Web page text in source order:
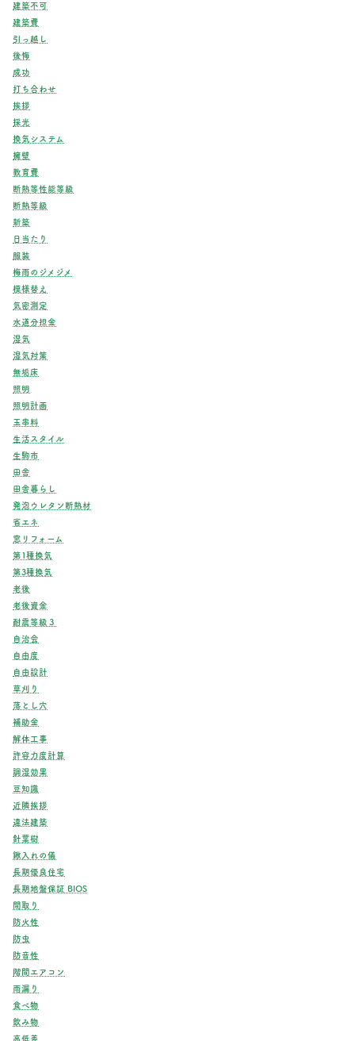
建築不可
建築費
引っ越し
後悔
成功
打ち合わせ
挨拶
採光
換気システム
擁壁
教育費
断熱等性能等級
断熱等級
新築
日当たり
服装
梅雨のジメジメ
模様替え
気密測定
水道分担金
湿気
湿気対策
無垢床
照明
照明計画
玉串料
生活スタイル
生駒市
田舎
田舎暮らし
発泡ウレタン断熱材
省エネ
窓リフォーム
第1種換気
第3種換気
老後
老後資金
耐震等級３
自治会
自由度
自由設計
草刈り
落とし穴
補助金
解体工事
許容力度計算
調湿効果
豆知識
近隣挨拶
違法建築
針葉樹
鍬入れの儀
長期優良住宅
長期地盤保証 BIOS
間取り
防火性
防虫
防音性
階間エアコン
雨漏り
食べ物
飲み物
高低差